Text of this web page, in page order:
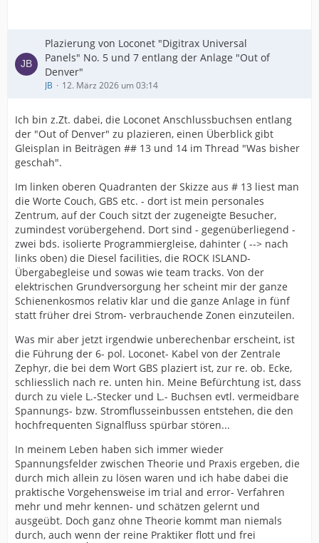
Plazierung von Loconet "Digitrax Universal
Panels" No. 5 und 7 entlang der Anlage "Out of
Denver"
JB 12. März 2026 um 03:14
Ich bin z.Zt. dabei, die Loconet Anschlussbuchsen entlang
der "Out of Denver" zu plazieren, einen Überblick gibt
Gleisplan in Beiträgen ## 13 und 14 im Thread "Was bisher
geschah".
Im linken oberen Quadranten der Skizze aus # 13 liest man
die Worte Couch, GBS etc. - dort ist mein personales
Zentrum, auf der Couch sitzt der zugeneigte Besucher,
zumindest vorübergehend. Dort sind - gegenüberliegend -
zwei bds. isolierte Programmiergleise, dahinter ( --> nach
links oben) die Diesel facilities, die ROCK ISLAND-
Übergabegleise und sowas wie team tracks. Von der
elektrischen Grundversorgung her scheint mir der ganze
Schienenkosmos relativ klar und die ganze Anlage in fünf
statt früher drei Strom- verbrauchende Zonen einzuteilen.
Was mir aber jetzt irgendwie unberechenbar erscheint, ist
die Führung der 6- pol. Loconet- Kabel von der Zentrale
Zephyr, die bei dem Wort GBS plaziert ist, zur re. ob. Ecke,
schliesslich nach re. unten hin. Meine Befürchtung ist, dass
durch zu viele L.-Stecker und L.- Buchsen evtl. vermeidbare
Spannungs- bzw. Stromflusseinbussen entstehen, die den
hochfrequenten Signalfluss spürbar stören...
In meinem Leben haben sich immer wieder
Spannungsfelder zwischen Theorie und Praxis ergeben, die
durch mich allein zu lösen waren und ich habe dabei die
praktische Vorgehensweise im trial and error- Verfahren
mehr und mehr kennen- und schätzen gelernt und
ausgeübt. Doch ganz ohne Theorie kommt man niemals
durch, auch wenn der reine Praktiker flott und frei